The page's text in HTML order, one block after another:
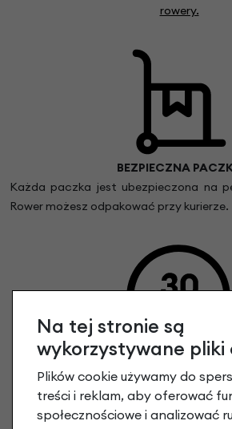
rowery.
BEZPIECZNA
Każda paczka jest ubezpieczona na
Rower możesz odpakować przy kurierze.
30 DNI NA ZWROT
Rower możesz odpakować i wykonać
możesz zwrócić lub wymienić rower
odebrania paczki.
Na tej stronie są
wykorzystywane pliki
Plików cookie używamy do
treści i reklam, aby oferować
społecznościowe i analizować